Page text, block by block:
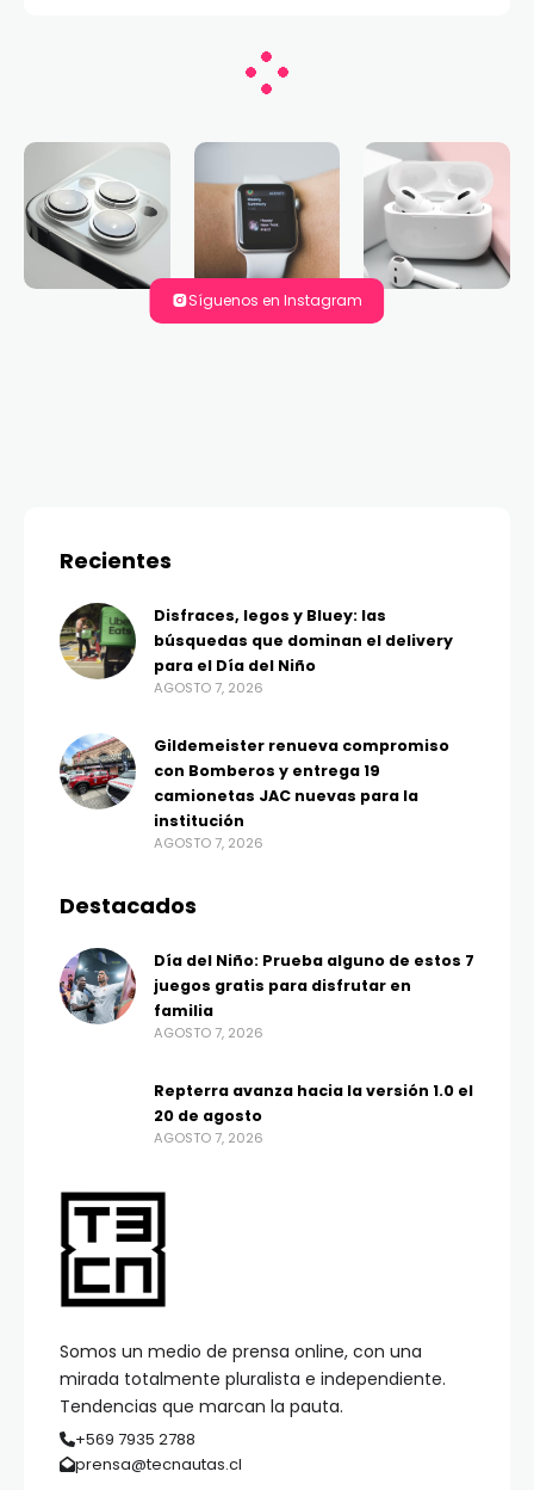
Síguenos en Instagram
Somos un medio de prensa online, con una
mirada totalmente pluralista e independiente.
Tendencias que marcan la pauta.
+569 7935 2788
prensa@tecnautas.cl
Recientes
Disfraces, legos y Bluey: las
búsquedas que dominan el delivery
para el Día del Niño
AGOSTO 7, 2026
Gildemeister renueva compromiso
con Bomberos y entrega 19
camionetas JAC nuevas para la
institución
AGOSTO 7, 2026
Destacados
Día del Niño: Prueba alguno de estos 7
juegos gratis para disfrutar en
familia
AGOSTO 7, 2026
Repterra avanza hacia la versión 1.0 el
20 de agosto
AGOSTO 7, 2026